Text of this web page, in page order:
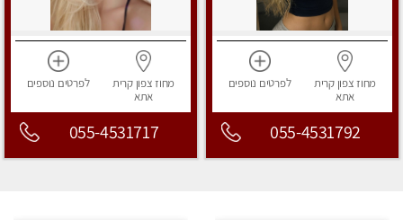
מחוז צפוןקרית
אתא
לפרטים נוספים
055-4531792
מחוז צפוןקרית
אתא
לפרטים נוספים
055-4531717